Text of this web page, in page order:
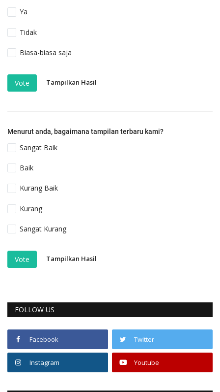
Ya
Tidak
Biasa-biasa saja
Vote Tampilkan Hasil
Menurut anda, bagaimana tampilan terbaru kami?
Sangat Baik
Baik
Kurang Baik
Kurang
Sangat Kurang
Vote Tampilkan Hasil
FOLLOW US
Facebook Twitter
Instagram Youtube